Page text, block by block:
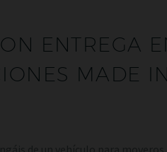
ENTREGA
MADE IN